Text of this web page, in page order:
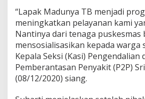
“Lapak Madunya TB menjadi
meningkatkan pelayanan kami
Nantinya dari tenaga puskesmas
mensosialisasikan kepada warga
Kepala Seksi (Kasi) Pengendalian
Pemberantasan Penyakit (P2P)
(08/12/2020) siang.